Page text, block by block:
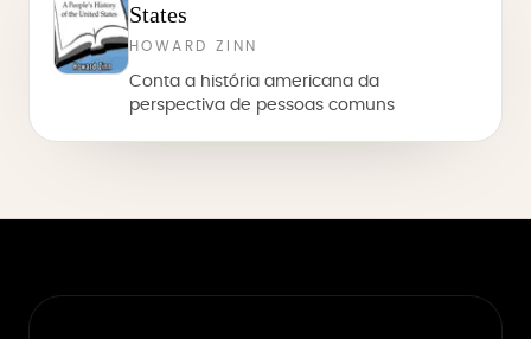
States
HOWARD ZINN
Conta a história americana da
perspectiva de pessoas comuns